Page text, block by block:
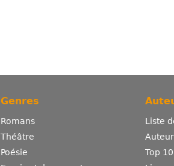
Genres
Romans
Théâtre
Poésie
Liste
Top